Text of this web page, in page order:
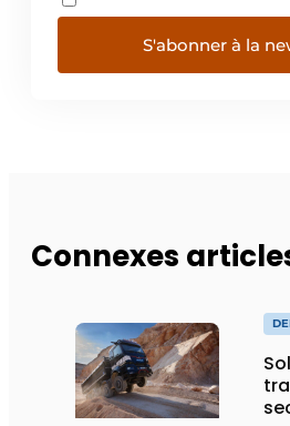
S'abonner à la
Connexes